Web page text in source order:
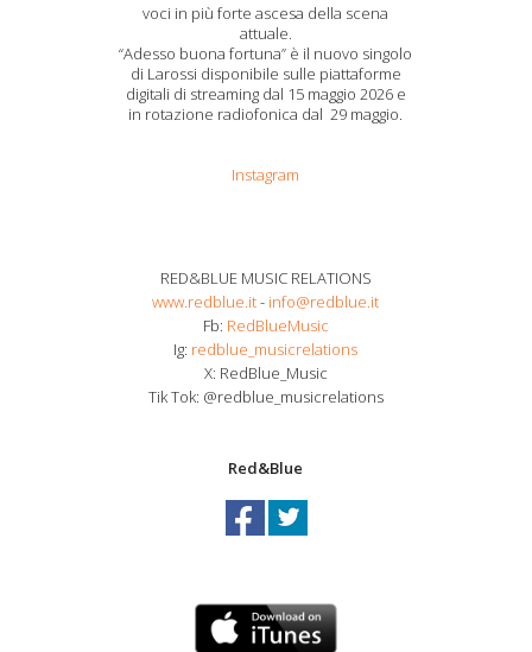
voci in più forte ascesa della scena
attuale.
“Adesso buona fortuna” è il nuovo singolo
di Larossi disponibile sulle piattaforme
digitali di streaming dal 15 maggio 2026 e
in rotazione radiofonica dal 29 maggio.
Instagram
RED&BLUE MUSIC RELATIONS
www.redblue.it- info@redblue.it
Fb: RedBlueMusic
Ig: redblue_musicrelations
X: RedBlue_Music
Tik Tok: @redblue_musicrelations
Red&Blue